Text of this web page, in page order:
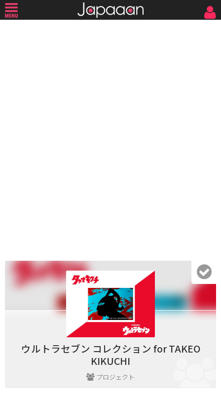
ウルトラセブン コレクション for TAKEO
KIKUCHI
プロジェクト